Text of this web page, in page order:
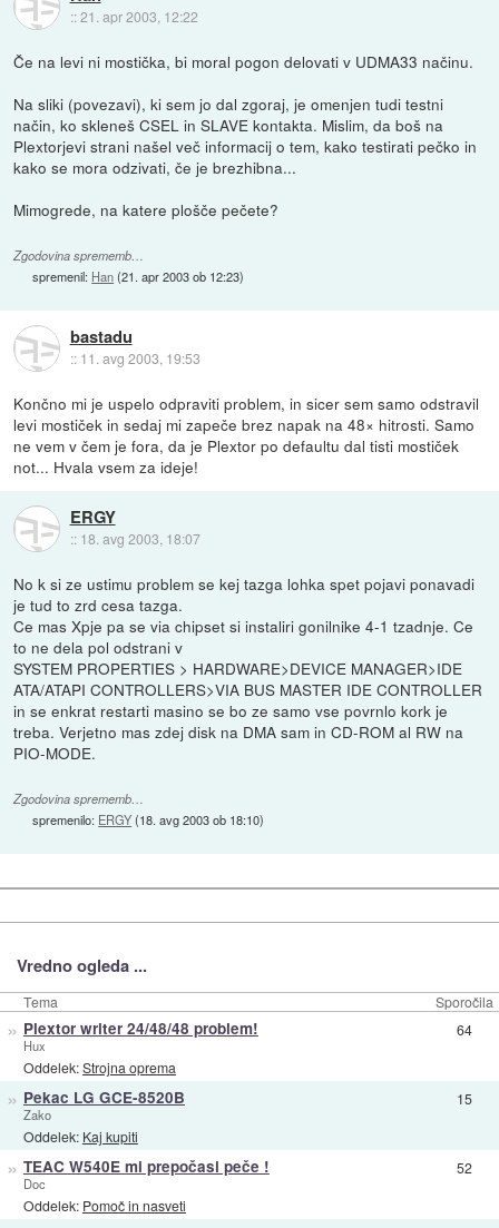
::21. apr 2003, 12:22
Če na levi ni mostička, bi moral pogon delovati v UDMA33 načinu.
Na sliki (povezavi), ki sem jo dal zgoraj, je omenjen tudi testni
način, ko skleneš CSEL in SLAVE kontakta. Mislim, da boš na
Plextorjevi strani našel več informacij o tem, kako testirati pečko in
kako se mora odzivati, če je brezhibna...
Mimogrede, na katere plošče pečete?
Zgodovina sprememb…
spremenil: Han(21. apr 2003 ob 12:23)
bastadu
:: 11. avg 2003, 19:53
Končno mi je uspelo odpraviti problem, in sicer sem samo odstravil
levi mostiček in sedaj mi zapeče brez napak na 48× hitrosti. Samo
ne vem v čem je fora, da je Plextor po defaultu dal tisti mostiček
not... Hvala vsem za ideje!
ERGY
:: 18. avg 2003, 18:07
No k si ze ustimu problem se kej tazga lohka spet pojavi ponavadi
je tud to zrd cesa tazga.
Ce mas Xpje pa se via chipset si instaliri gonilnike 4-1 tzadnje. Ce
to ne dela pol odstrani v
SYSTEM PROPERTIES > HARDWARE>DEVICE MANAGER>IDE
ATA/ATAPI CONTROLLERS>VIA BUS MASTER IDE CONTROLLER
in se enkrat restarti masino se bo ze samo vse povrnlo kork je
treba. Verjetno mas zdej disk na DMA sam in CD-ROM al RW na
PIO-MODE.
Zgodovina sprememb…
spremenilo: ERGY(18. avg 2003 ob 18:10)
Vredno ogleda ...
Tema Sporočila
» Plextor writer 24/48/48 problem!
Hux
Oddelek:Strojna oprema
64
» Pekac LG GCE-8520B
Zako
Oddelek: Kaj kupiti
15
» TEAC W540E mi prepočasi peče !
Doc
Oddelek: Pomoč in nasveti
52